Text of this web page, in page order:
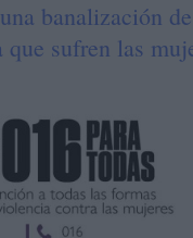
banalización
sufren las